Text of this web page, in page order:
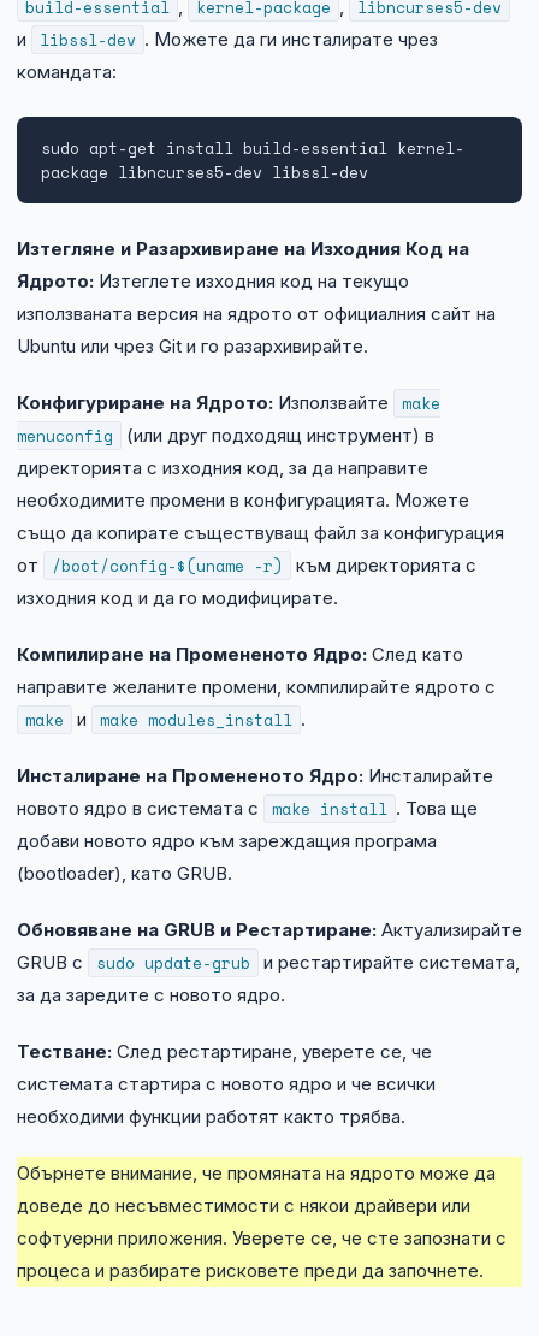
build-essential , kernel-package , libncurses5-dev
и libssl-dev . Можете да ги инсталирате чрез
командата:
sudo apt-get install build-essential kernel-
package libncurses5-dev libssl-dev
Изтегляне и Разархивиране на Изходния Код на
Ядрото: Изтеглете изходния код на текущо
използваната версия на ядрото от официалния сайт на
Ubuntu или чрез Git и го разархивирайте.
Конфигуриране на Ядрото: Използвайте
make
menuconfig
(или друг подходящ инструмент) в
директорията с изходния код, за да направите
необходимите промени в конфигурацията. Можете
също да копирате съществуващ файл за конфигурация
от
/boot/config-$(uname -r)
към директорията с
изходния код и да го модифицирате.
Компилиране на Промененото Ядро: След като
направите желаните промени, компилирайте ядрото с
make и make modules_install .
Инсталиране на Промененото Ядро: Инсталирайте
новото ядро в системата с
make install . Това ще
добави новото ядро към зареждащия програма
(bootloader), като GRUB.
Обновяване на GRUB и Рестартиране: Актуализирайте
GRUB с
sudo update-grub
и рестартирайте системата,
за да заредите с новото ядро.
Тестване: След рестартиране, уверете се, че
системата стартира с новото ядро и че всички
необходими функции работят както трябва.
Обърнете внимание, че промяната на ядрото може да
доведе до несъвместимости с някои драйвери или
софтуерни приложения. Уверете се, че сте запознати с
процеса и разбирате рисковете преди да започнете.